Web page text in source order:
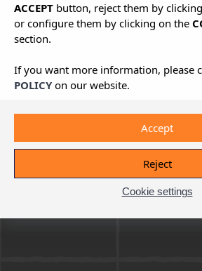
ACCEPT button, reject them by
or configure them by clicking on the
section.
If you want more information, please
POLICY on our website.
Cookie settings
Reject
Accept